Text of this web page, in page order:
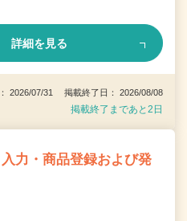
詳細を見る
2026/07/31 掲載終了日： 2026/08/08
掲載終了まであと2日
力・商品登録および発